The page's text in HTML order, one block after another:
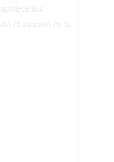
los
el ascenso en la